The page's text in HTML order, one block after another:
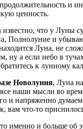
и
ценность.
известно, что у Луны
Полнолуние и
Луна, не
ну а если небо в
к лунному
Новолуния, Луна
все наши мысли во
и напряженно
вам что-то
именно и больше об